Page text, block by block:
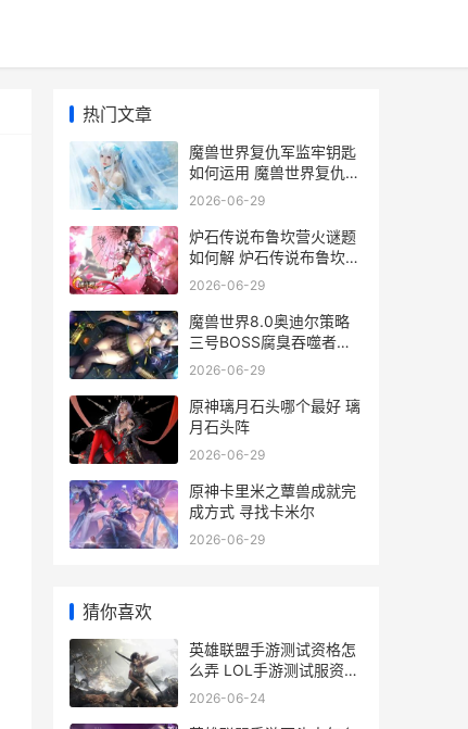
热门文章
魔兽世界复仇军监牢钥匙
如何运用 魔兽世界复仇军
监牢钥匙
2026-06-29
炉石传说布鲁坎营火谜题
如何解 炉石传说布鲁坎怎
么获得
2026-06-29
魔兽世界8.0奥迪尔策略
三号BOSS腐臭吞噬者打
法说明 魔兽世界9.0怎么
2026-06-29
原神璃月石头哪个最好 璃
月石头阵
2026-06-29
原神卡里米之蕈兽成就完
成方式 寻找卡米尔
2026-06-29
猜你喜欢
英雄联盟手游测试资格怎
么弄 LOL手游测试服资格
申请
2026-06-24